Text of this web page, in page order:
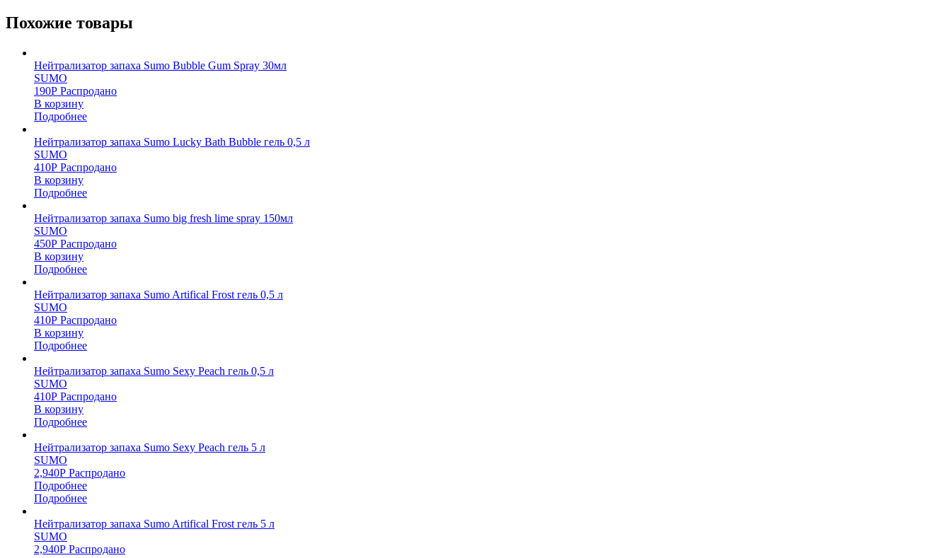
Похожие товары
Нейтрализатор запаха Sumo Bubble Gum Spray 30мл
SUMO
190Р Распродано
В корзину
Подробнее
Нейтрализатор запаха Sumo Lucky Bath Bubble гель 0,5 л
SUMO
410Р Распродано
В корзину
Подробнее
Нейтрализатор запаха Sumo big fresh lime spray 150мл
SUMO
450Р Распродано
В корзину
Подробнее
Нейтрализатор запаха Sumo Artifical Frost гель 0,5 л
SUMO
410Р Распродано
В корзину
Подробнее
Нейтрализатор запаха Sumo Sexy Peach гель 0,5 л
SUMO
410Р Распродано
В корзину
Подробнее
Нейтрализатор запаха Sumo Sexy Peach гель 5 л
SUMO
2,940Р Распродано
Подробнее
Подробнее
Нейтрализатор запаха Sumo Artifical Frost гель 5 л
SUMO
2,940Р Распродано